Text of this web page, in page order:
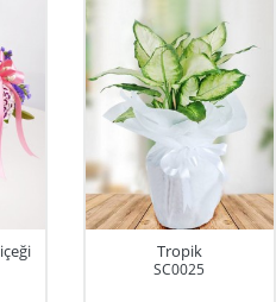
Tropik
SC0025